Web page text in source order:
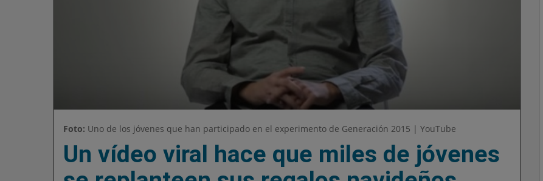
Foto: Uno de los jóvenes que han participado en el experimento de Generación 2015 | YouTube
Un vídeo viral hace que miles de jóvenes